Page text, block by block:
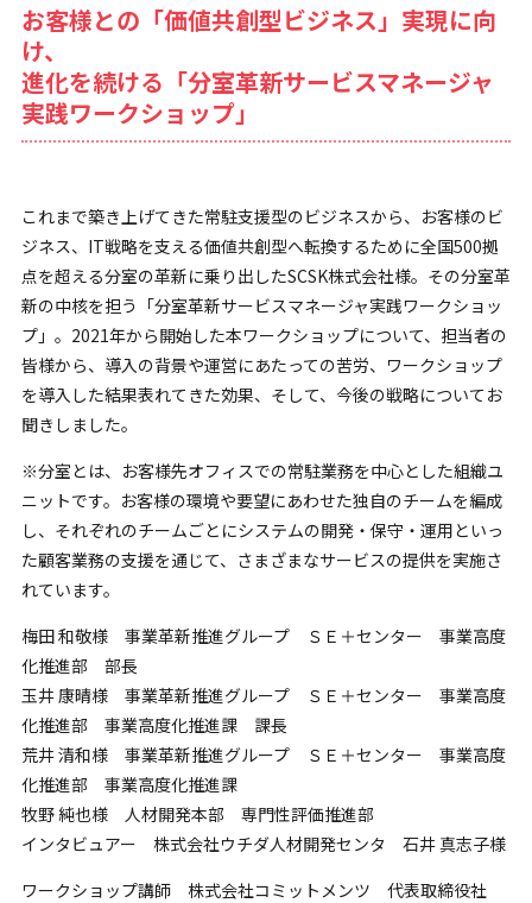
お客様との「価値共創型ビジネス」実現に向
け、
進化を続ける「分室革新サービスマネージャ
実践ワークショップ」
これまで築き上げてきた常駐支援型のビジネスから、お客様のビ
ジネス、IT戦略を支える価値共創型へ転換するために全国500拠
点を超える分室の革新に乗り出したSCSK株式会社様。その分室革
新の中核を担う「分室革新サービスマネージャ実践ワークショッ
プ」。2021年から開始した本ワークショップについて、担当者の
皆様から、導入の背景や運営にあたっての苦労、ワークショップ
を導入した結果表れてきた効果、そして、今後の戦略についてお
聞きしました。
※分室とは、お客様先オフィスでの常駐業務を中心とした組織ユ
ニットです。お客様の環境や要望にあわせた独自のチームを編成
し、それぞれのチームごとにシステムの開発・保守・運用といっ
た顧客業務の支援を通じて、さまざまなサービスの提供を実施さ
れています。
梅田 和敬様 事業革新推進グループ ＳＥ＋センター 事業高度
化推進部 部長
玉井 康晴様 事業革新推進グループ ＳＥ＋センター 事業高度
化推進部 事業高度化推進課 課長
荒井 清和様 事業革新推進グループ ＳＥ＋センター 事業高度
化推進部 事業高度化推進課
牧野 純也様 人材開発本部 専門性評価推進部
インタビュアー 株式会社ウチダ人材開発センタ 石井 真志子様
ワークショップ講師 株式会社コミットメンツ 代表取締役社